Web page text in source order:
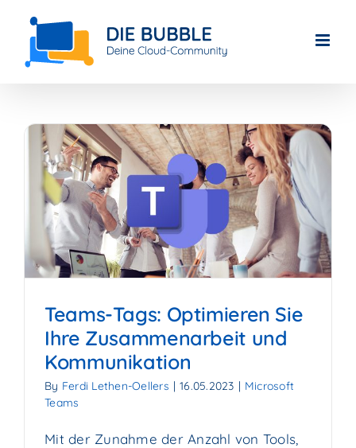
content
Teams-Tags: Optimieren Sie
Ihre Zusammenarbeit und
Kommunikation
By Ferdi Lethen-Oellers | 16.05.2023 | Microsoft
Teams
Mit der Zunahme der Anzahl von Tools,